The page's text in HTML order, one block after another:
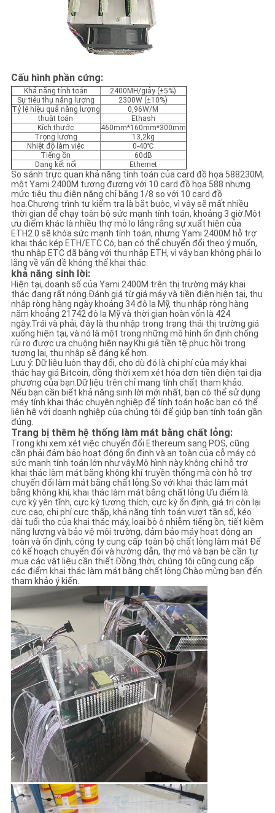
Cấu hình phần cứng:
Khả năng tính toán
2400MH/giây (±5%)
Sự tiêu thụ năng lượng
2300W (±10%)
Tỷ lệ hiệu quả năng lượng
0,96W/M
thuật toán
Ethash
Kích thước
460mm*160mm*300mm
Trọng lượng
13,2kg
Nhiệt độ làm việc
0-40℃
Tiếng ồn
60dB
Dạng kết nối
Ethernet
So sánh trực quan khả năng tính toán của card đồ họa 588230M,
một Yami 2400M tương đương với 10 card đồ họa 588 nhưng
mức tiêu thụ điện năng chỉ bằng 1/8 so với 10 card đồ
họa.Chương trình tự kiểm tra là bắt buộc, vì vậy sẽ mất nhiều
thời gian để chạy toàn bộ sức mạnh tính toán, khoảng 3 giờ.Một
ưu điểm khác là nhiều thợ mỏ lo lắng rằng sự xuất hiện của
ETH2.0 sẽ khóa sức mạnh tính toán, nhưng Yami 2400M hỗ trợ
khai thác kép ETH/ETC Có, bạn có thể chuyển đổi theo ý muốn,
thu nhập ETC đã bằng với thu nhập ETH, vì vậy bạn không phải lo
lắng về vấn đề không thể khai thác.
khả năng sinh lời:
Hiện tại, doanh số của Yami 2400M trên thị trường máy khai
thác đang rất nóng.Đánh giá từ giá máy và tiền điện hiện tại, thu
nhập ròng hàng ngày khoảng 34 đô la Mỹ, thu nhập ròng hàng
năm khoảng 21742 đô la Mỹ và thời gian hoàn vốn là 424
ngày.Trái và phải, đây là thu nhập trong trạng thái thị trường giá
xuống hiện tại, và nó là một trong những mô hình ổn định chống
rủi ro được ưa chuộng hiện nay.Khi giá tiền tệ phục hồi trong
tương lai, thu nhập sẽ đáng kể hơn.
Lưu ý: Dữ liệu luôn thay đổi, cho dù đó là chi phí của máy khai
thác hay giá Bitcoin, đồng thời xem xét hóa đơn tiền điện tại địa
phương của bạn.Dữ liệu trên chỉ mang tính chất tham khảo.
Nếu bạn cần biết khả năng sinh lời mới nhất, bạn có thể sử dụng
máy tính khai thác chuyên nghiệp để tính toán hoặc bạn có thể
liên hệ với doanh nghiệp của chúng tôi để giúp bạn tính toán gần
đúng.
Trang bị thêm hệ thống làm mát bằng chất lỏng:
Trong khi xem xét việc chuyển đổi Ethereum sang POS, cũng
cần phải đảm bảo hoạt động ổn định và an toàn của cỗ máy có
sức mạnh tính toán lớn như vậy.Mô hình này không chỉ hỗ trợ
khai thác làm mát bằng không khí truyền thống mà còn hỗ trợ
chuyển đổi làm mát bằng chất lỏng.So với khai thác làm mát
bằng không khí, khai thác làm mát bằng chất lỏng Ưu điểm là:
cực kỳ yên tĩnh, cực kỳ tương thích, cực kỳ ổn định, giá trị còn lại
cực cao, chi phí cực thấp, khả năng tính toán vượt tần số, kéo
dài tuổi thọ của khai thác máy, loại bỏ ô nhiễm tiếng ồn, tiết kiệm
năng lượng và bảo vệ môi trường, đảm bảo máy hoạt động an
toàn và ổn định, công ty cung cấp toàn bộ chất lỏng làm mát Để
có kế hoạch chuyển đổi và hướng dẫn, thợ mỏ và bạn bè cần tự
mua các vật liệu cần thiết.Đồng thời, chúng tôi cũng cung cấp
các điểm khai thác làm mát bằng chất lỏng.Chào mừng bạn đến
tham khảo ý kiến.